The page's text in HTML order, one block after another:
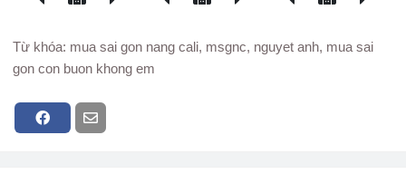
Từ khóa: mua sai gon nang cali, msgnc, nguyet anh, mua sai
gon con buon khong em